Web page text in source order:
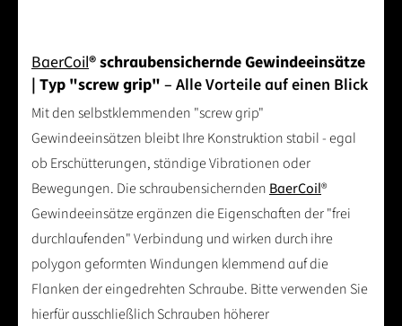
BaerCoil® schraubensichernde Gewindeeinsätze
| Typ "screw grip" – Alle Vorteile auf einen Blick
Mit den selbstklemmenden "screw grip"
Gewindeeinsätzen bleibt Ihre Konstruktion stabil - egal
ob Erschütterungen, ständige Vibrationen oder
Bewegungen. Die schraubensichernden BaerCoil®
Gewindeeinsätze ergänzen die Eigenschaften der "frei
durchlaufenden" Verbindung und wirken durch ihre
polygon geformten Windungen klemmend auf die
Flanken der eingedrehten Schraube. Bitte verwenden Sie
hierfür ausschließlich Schrauben höherer